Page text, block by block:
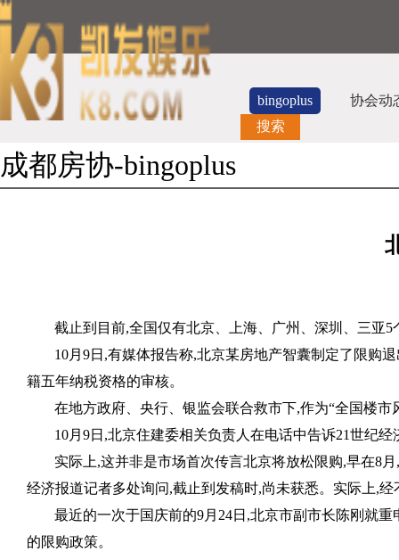
bingoplus
协会动
搜索
成都房协-bingoplus
截止到目前,全国仅有北京、上海、广州、深圳、三亚5
10月 9日 ,有媒体报告称,北京某房地产智囊制定了限购
籍五年纳税资格的审核。
在地方政府、央行、银监会联合救市下,作为“全国楼市
10月 9日 ,北京住建委相关负责人在电话中告诉21世纪经
实际上,这并非是市场首次传言北京将放松限购,早在8月 ,
经济报道记者多处询问,截止到发稿时,尚未获悉。实际上,经
最近的一次于国庆前的9月 24日 ,北京市副市长陈刚就重
的限购政策。